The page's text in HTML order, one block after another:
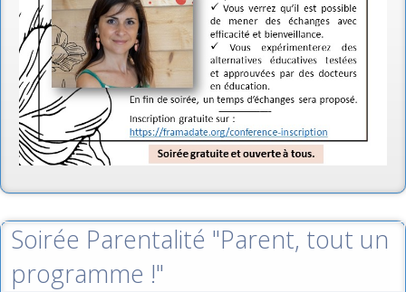
Soirée Parentalité "Parent, tout un
programme !"